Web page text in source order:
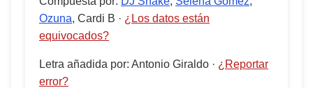
Ozuna, Cardi B · ¿Los datos están
equivocados?
Letra añadida por: Antonio Giraldo · ¿Reportar
error?